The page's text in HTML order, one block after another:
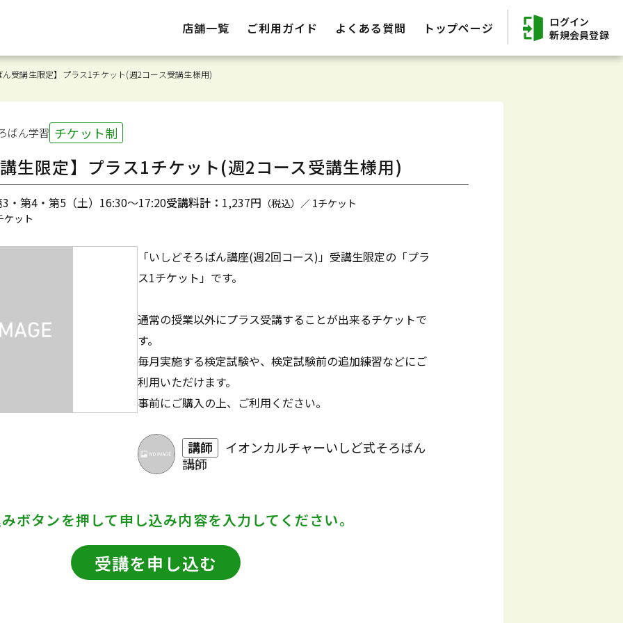
店舗一覧 ご利用ガイド よくある質問 トップページ
ログイン
新規会員登録
受講生限定】プラス1チケット(週2コース受講生様用)
ばん学習 チケット制
生限定】プラス1チケット(週2コース受講生様用)
・第4・第5（土）16:30～17:20受講料計： 1,237円 （税込）／ 1チケット
ケット
「いしどそろばん講座(週2回コース)」受講生限定の「プラ
ス1チケット」です。
通常の授業以外にプラス受講することが出来るチケットで
す。
毎月実施する検定試験や、検定試験前の追加練習などにご
利用いただけます。
事前にご購入の上、ご利用ください。
講師
イオンカルチャーいしど式そろばん
講師
ボタンを押して申し込み内容を入力してください。
受講を申し込む